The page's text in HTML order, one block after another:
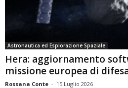
Astronautica ed Esplorazione Spaziale
Hera: aggiornamento
missione europea di
Rossana Conte - 15 Luglio 2026